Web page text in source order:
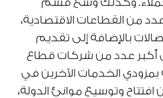
من القطاعات الاقتصادية،
بالإضافة إلى تقديم
أكبر عدد من شركات قطاع
بمزودي الخدمات الآخرين في
افتتاح وتوسيع موانئ الدولة،